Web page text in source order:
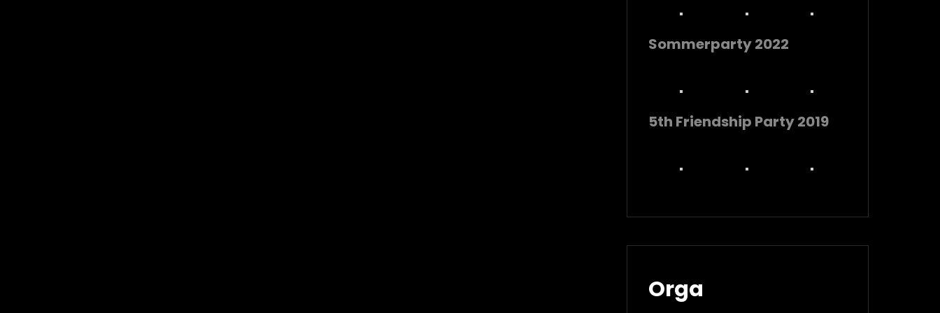
Sommerparty 2022
5th Friendship Party 2019
Orga